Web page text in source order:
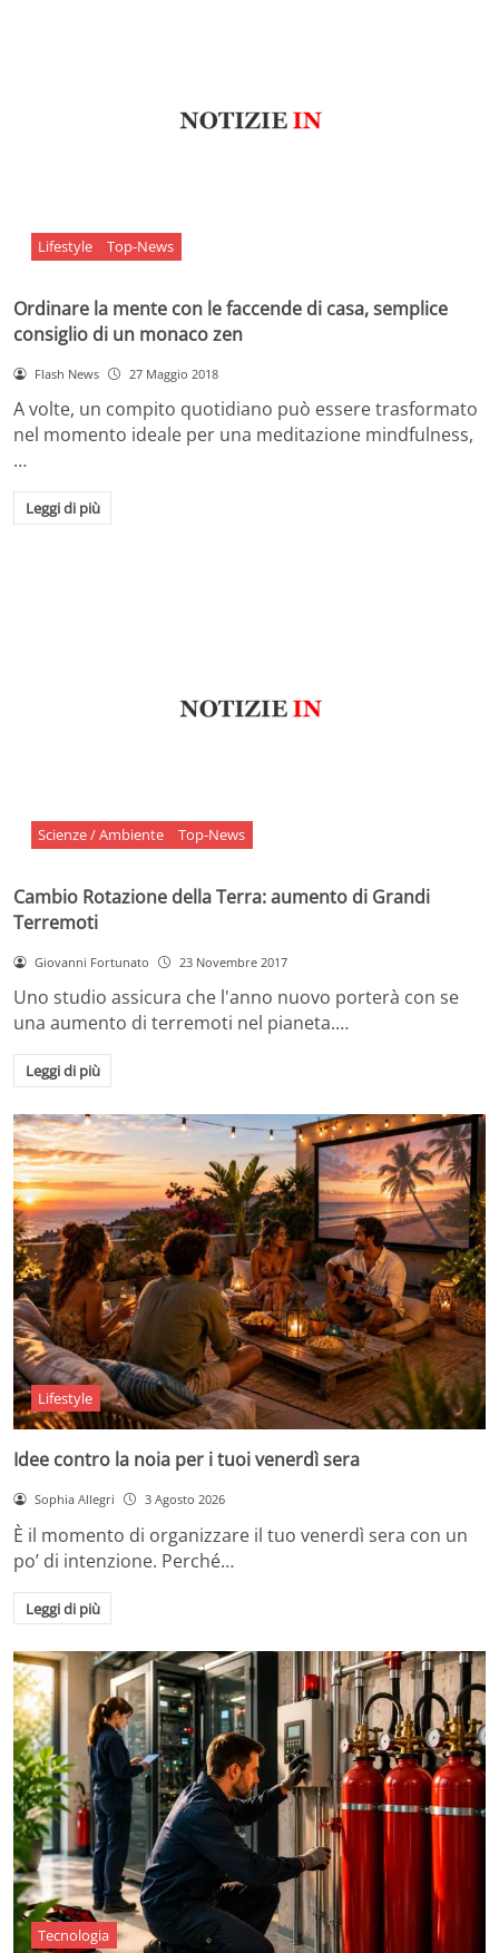
Lifestyle Top-News
Ordinare la mente con le faccende di casa, semplice
consiglio di un monaco zen
Flash News 27 Maggio 2018
A volte, un compito quotidiano può essere trasformato
nel momento ideale per una meditazione mindfulness,
…
Leggi di più
Scienze / Ambiente Top-News
Cambio Rotazione della Terra: aumento di Grandi
Terremoti
Giovanni Fortunato 23 Novembre 2017
Uno studio assicura che l'anno nuovo porterà con se
una aumento di terremoti nel pianeta.…
Leggi di più
Lifestyle
Idee contro la noia per i tuoi venerdì sera
Sophia Allegri 3 Agosto 2026
È il momento di organizzare il tuo venerdì sera con un
po’ di intenzione. Perché…
Leggi di più
Tecnologia